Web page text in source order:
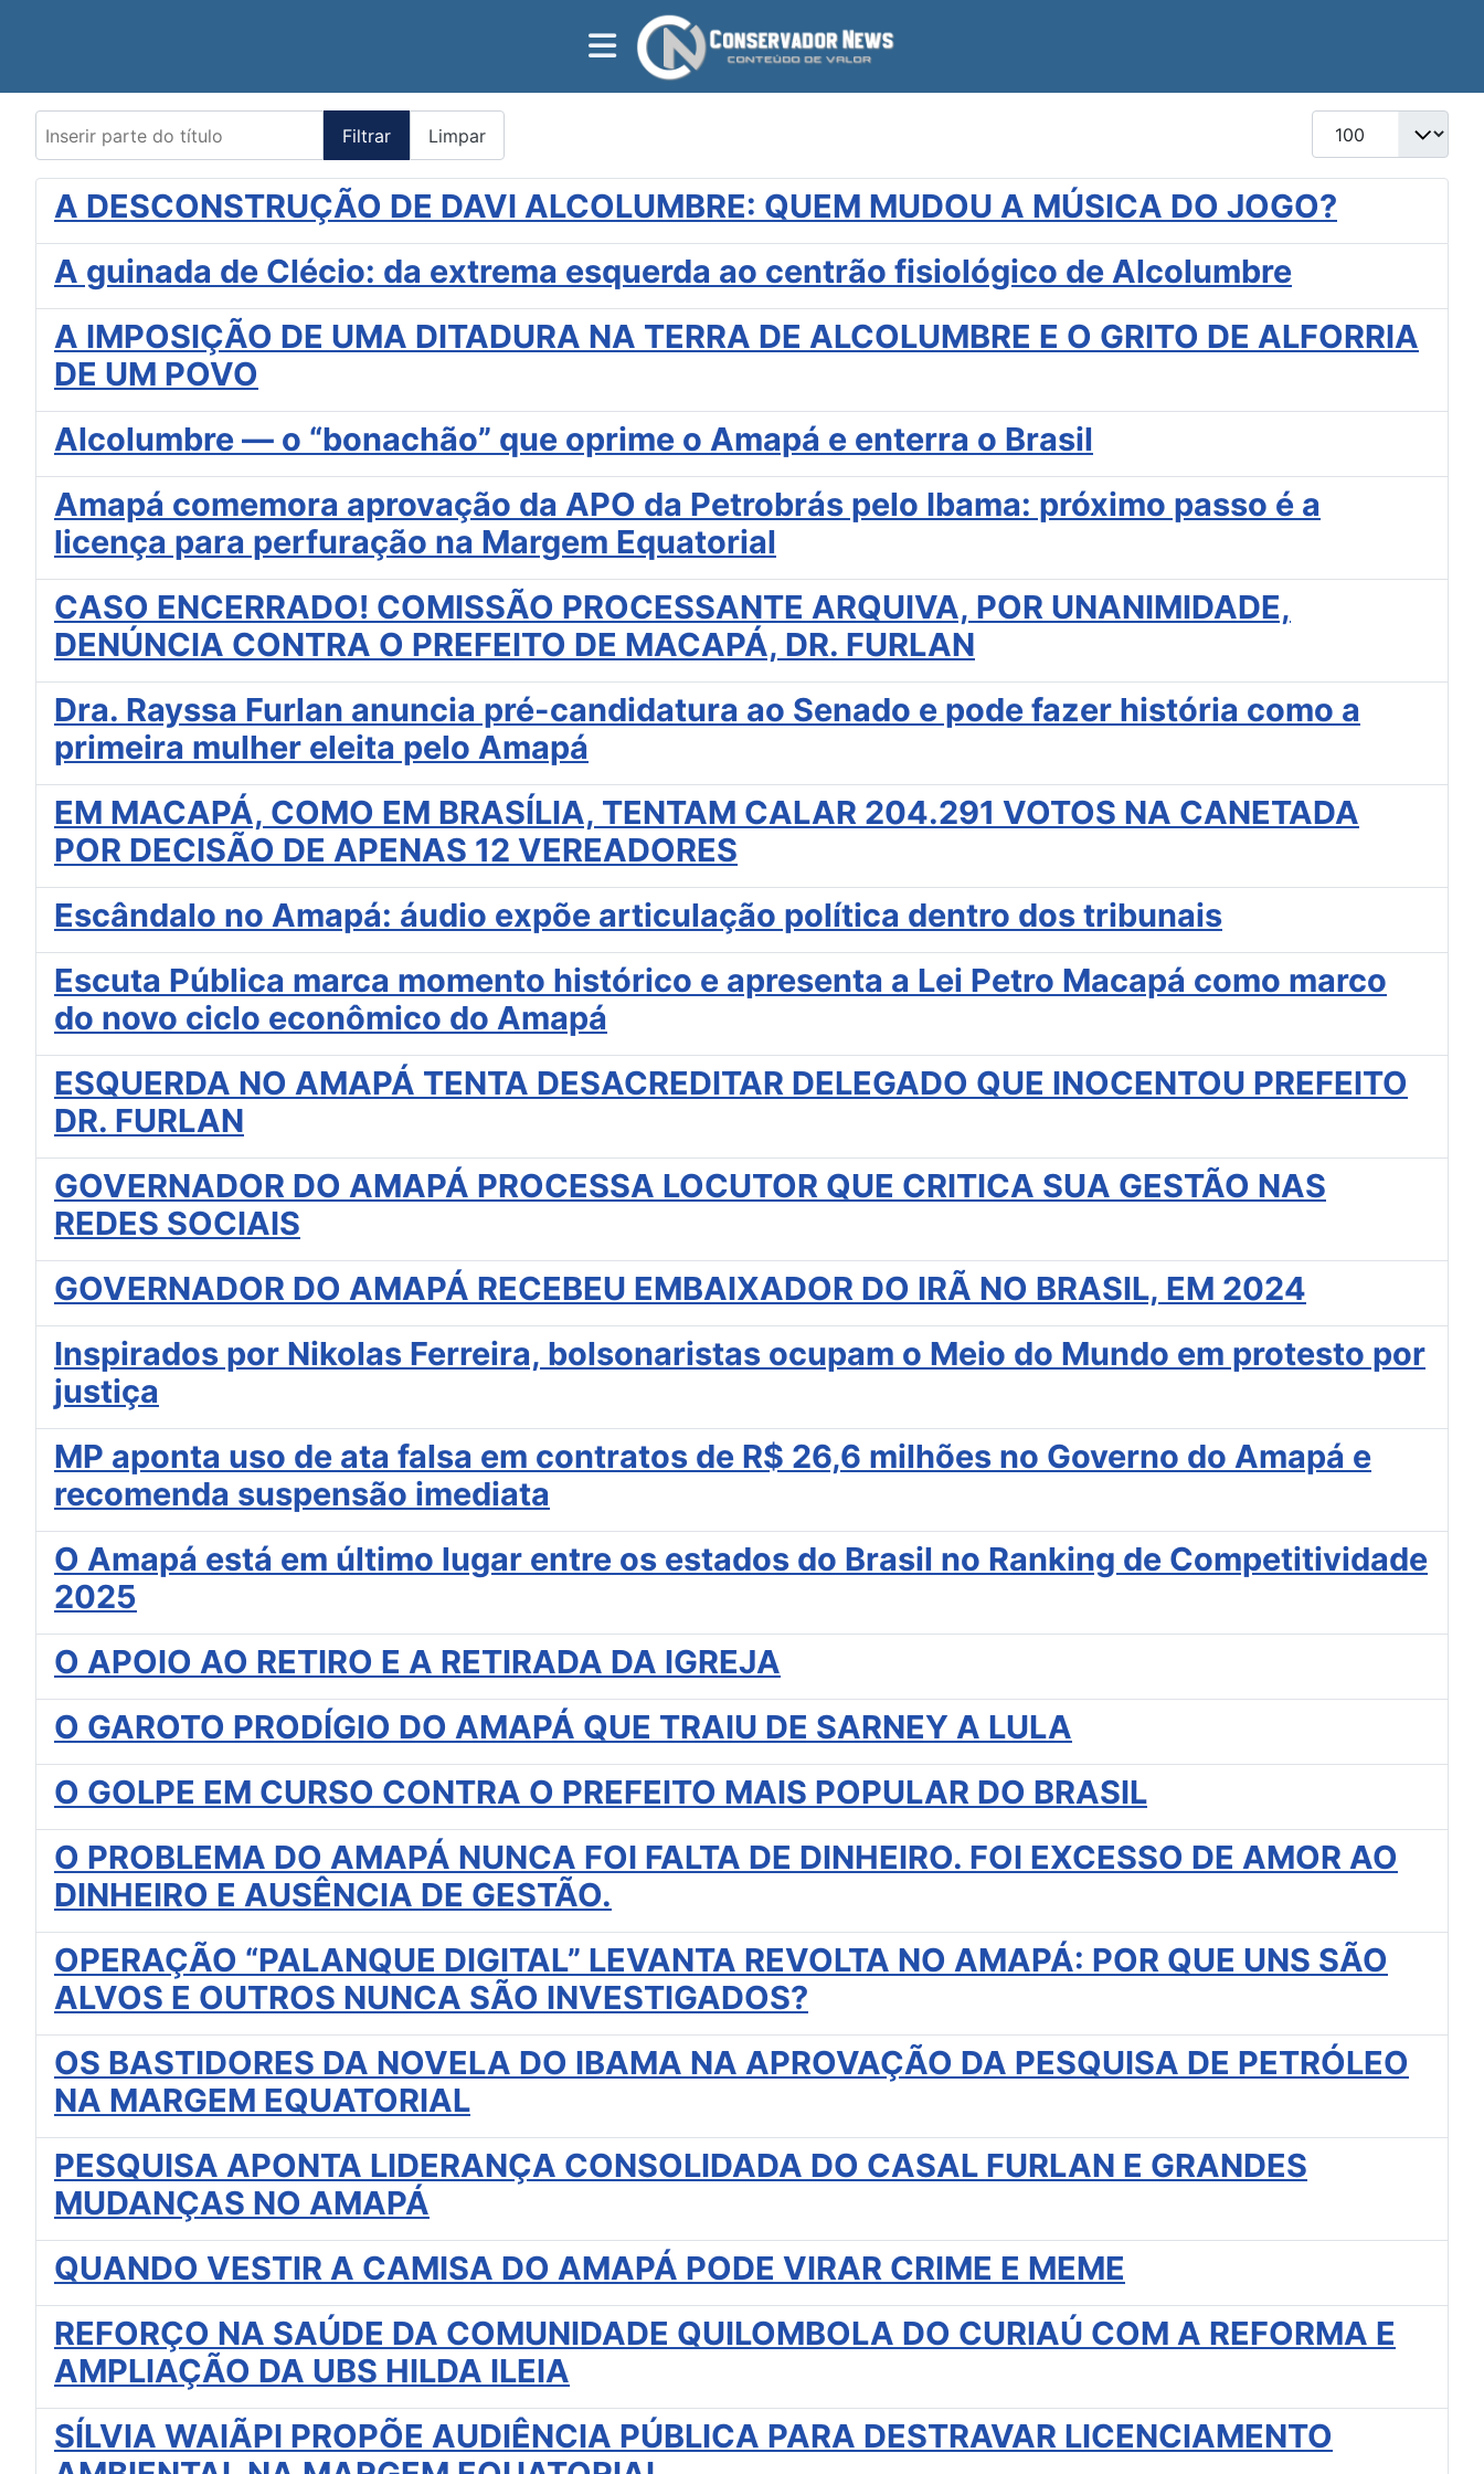
Inserir parte do título
Filtrar Limpar
Mostrar #
A DESCONSTRUÇÃO DE DAVI ALCOLUMBRE: QUEM MUDOU A MÚSICA DO JOGO?
A guinada de Clécio: da extrema esquerda ao centrão fisiológico de Alcolumbre
A IMPOSIÇÃO DE UMA DITADURA NA TERRA DE ALCOLUMBRE E O GRITO DE ALFORRIA
DE UM POVO
Alcolumbre — o “bonachão” que oprime o Amapá e enterra o Brasil
Amapá comemora aprovação da APO da Petrobrás pelo Ibama: próximo passo é a
licença para perfuração na Margem Equatorial
CASO ENCERRADO! COMISSÃO PROCESSANTE ARQUIVA, POR UNANIMIDADE,
DENÚNCIA CONTRA O PREFEITO DE MACAPÁ, DR. FURLAN
Dra. Rayssa Furlan anuncia pré-candidatura ao Senado e pode fazer história como a
primeira mulher eleita pelo Amapá
EM MACAPÁ, COMO EM BRASÍLIA, TENTAM CALAR 204.291 VOTOS NA CANETADA
POR DECISÃO DE APENAS 12 VEREADORES
Escândalo no Amapá: áudio expõe articulação política dentro dos tribunais
Escuta Pública marca momento histórico e apresenta a Lei Petro Macapá como marco
do novo ciclo econômico do Amapá
ESQUERDA NO AMAPÁ TENTA DESACREDITAR DELEGADO QUE INOCENTOU PREFEITO
DR. FURLAN
GOVERNADOR DO AMAPÁ PROCESSA LOCUTOR QUE CRITICA SUA GESTÃO NAS
REDES SOCIAIS
GOVERNADOR DO AMAPÁ RECEBEU EMBAIXADOR DO IRÃ NO BRASIL, EM 2024
Inspirados por Nikolas Ferreira, bolsonaristas ocupam o Meio do Mundo em protesto por
justiça
MP aponta uso de ata falsa em contratos de R$ 26,6 milhões no Governo do Amapá e
recomenda suspensão imediata
O Amapá está em último lugar entre os estados do Brasil no Ranking de Competitividade
2025
O APOIO AO RETIRO E A RETIRADA DA IGREJA
O GAROTO PRODÍGIO DO AMAPÁ QUE TRAIU DE SARNEY A LULA
O GOLPE EM CURSO CONTRA O PREFEITO MAIS POPULAR DO BRASIL
O PROBLEMA DO AMAPÁ NUNCA FOI FALTA DE DINHEIRO. FOI EXCESSO DE AMOR AO
DINHEIRO E AUSÊNCIA DE GESTÃO.
OPERAÇÃO “PALANQUE DIGITAL” LEVANTA REVOLTA NO AMAPÁ: POR QUE UNS SÃO
ALVOS E OUTROS NUNCA SÃO INVESTIGADOS?
OS BASTIDORES DA NOVELA DO IBAMA NA APROVAÇÃO DA PESQUISA DE PETRÓLEO
NA MARGEM EQUATORIAL
PESQUISA APONTA LIDERANÇA CONSOLIDADA DO CASAL FURLAN E GRANDES
MUDANÇAS NO AMAPÁ
QUANDO VESTIR A CAMISA DO AMAPÁ PODE VIRAR CRIME E MEME
REFORÇO NA SAÚDE DA COMUNIDADE QUILOMBOLA DO CURIAÚ COM A REFORMA E
AMPLIAÇÃO DA UBS HILDA ILEIA
SÍLVIA WAIÃPI PROPÕE AUDIÊNCIA PÚBLICA PARA DESTRAVAR LICENCIAMENTO